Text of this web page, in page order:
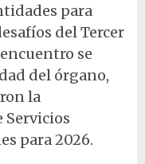
para
del Tercer
se
del órgano,
la
Servicios
para 2026.